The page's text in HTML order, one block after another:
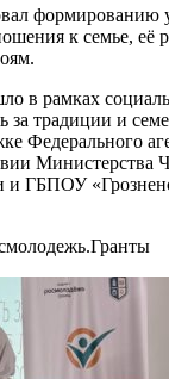
формированию
к семье, её
в рамках
за традиции и
Федерального
Министерства
и ГБПОУ